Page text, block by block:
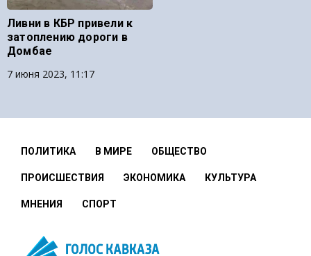
Ливни в КБР привели к
затоплению дороги в
Домбае
7 июня 2023, 11:17
ПОЛИТИКА В МИРЕ ОБЩЕСТВО
ПРОИСШЕСТВИЯ ЭКОНОМИКА КУЛЬТУРА
МНЕНИЯ СПОРТ